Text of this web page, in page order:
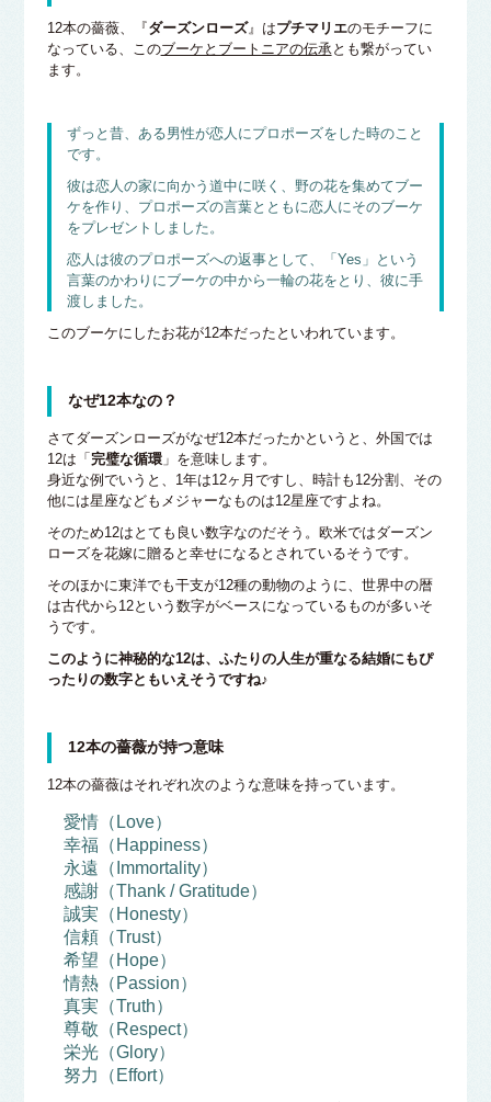
12本の薔薇、『ダーズンローズ』はプチマリエのモチーフに
なっている、このブーケとブートニアの伝承 とも繋がってい
ます。
ずっと昔、ある男性が恋人にプロポーズをした時のこと
です。
彼は恋人の家に向かう道中に咲く、野の花を集めてブー
ケを作り、プロポーズの言葉とともに恋人にそのブーケ
をプレゼントしました。
恋人は彼のプロポーズへの返事として、「Yes」という
言葉のかわりにブーケの中から一輪の花をとり、彼に手
渡しました。
このブーケにしたお花が12本だったといわれています。
なぜ12本なの？
さてダーズンローズがなぜ12本だったかというと、外国では
12は「完璧な循環」を意味します。
身近な例でいうと、1年は12ヶ月ですし、時計も12分割、その
他には星座などもメジャーなものは12星座ですよね。
そのため12はとても良い数字なのだそう。欧米ではダーズン
ローズを花嫁に贈ると幸せになるとされているそうです。
そのほかに東洋でも干支が12種の動物のように、世界中の暦
は古代から12という数字がベースになっているものが多いそ
うです。
このように神秘的な12は、ふたりの人生が重なる結婚にもぴ
ったりの数字ともいえそうですね♪
12本の薔薇が持つ意味
12本の薔薇はそれぞれ次のような意味を持っています。
愛情（Love）
幸福（Happiness）
永遠（Immortality）
感謝（Thank / Gratitude）
誠実（Honesty）
信頼（Trust）
希望（Hope）
情熱（Passion）
真実（Truth）
尊敬（Respect）
栄光（Glory）
努力（Effort）